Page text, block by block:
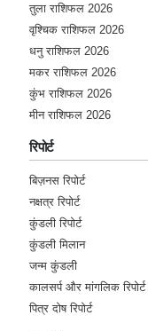
तुला राशिफल 2026
वृश्चिक राशिफल 2026
धनु राशिफल 2026
मकर राशिफल 2026
कुंभ राशिफल 2026
मीन राशिफल 2026
रिपोर्ट
बिज़नस रिपोर्ट
नक्षत्र रिपोर्ट
कुंडली रिपोर्ट
कुंडली मिलान
जन्म कुंडली
कालसर्प और मांगलिक रिपोर्ट
पित्र दोष रिपोर्ट